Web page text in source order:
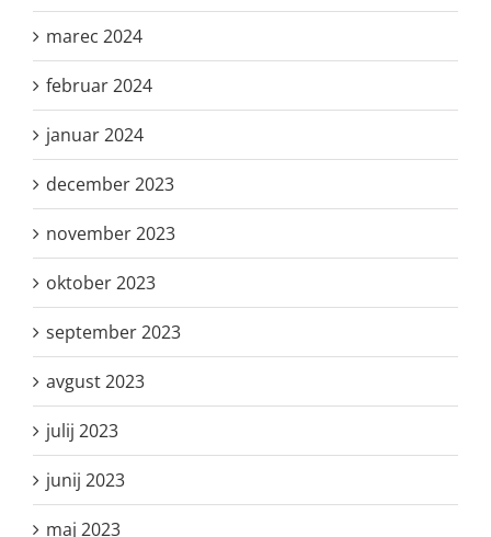
marec 2024
februar 2024
januar 2024
december 2023
november 2023
oktober 2023
september 2023
avgust 2023
julij 2023
junij 2023
maj 2023